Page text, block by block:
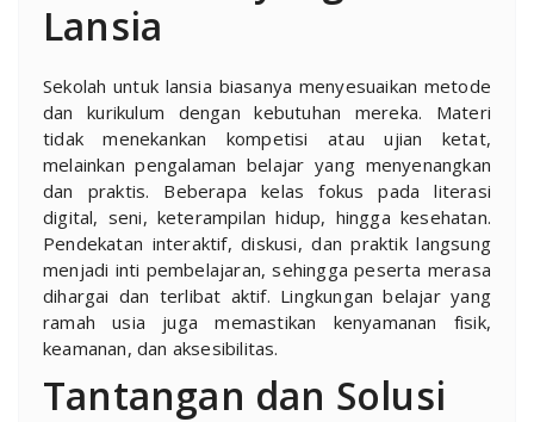
Lansia
Sekolah untuk lansia biasanya menyesuaikan metode
dan kurikulum dengan kebutuhan mereka. Materi
tidak menekankan kompetisi atau ujian ketat,
melainkan pengalaman belajar yang menyenangkan
dan praktis. Beberapa kelas fokus pada literasi
digital, seni, keterampilan hidup, hingga kesehatan.
Pendekatan interaktif, diskusi, dan praktik langsung
menjadi inti pembelajaran, sehingga peserta merasa
dihargai dan terlibat aktif. Lingkungan belajar yang
ramah usia juga memastikan kenyamanan fisik,
keamanan, dan aksesibilitas.
Tantangan dan Solusi